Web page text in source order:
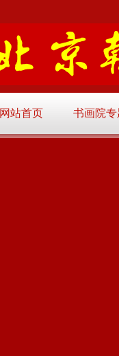
网站首页 书画院专